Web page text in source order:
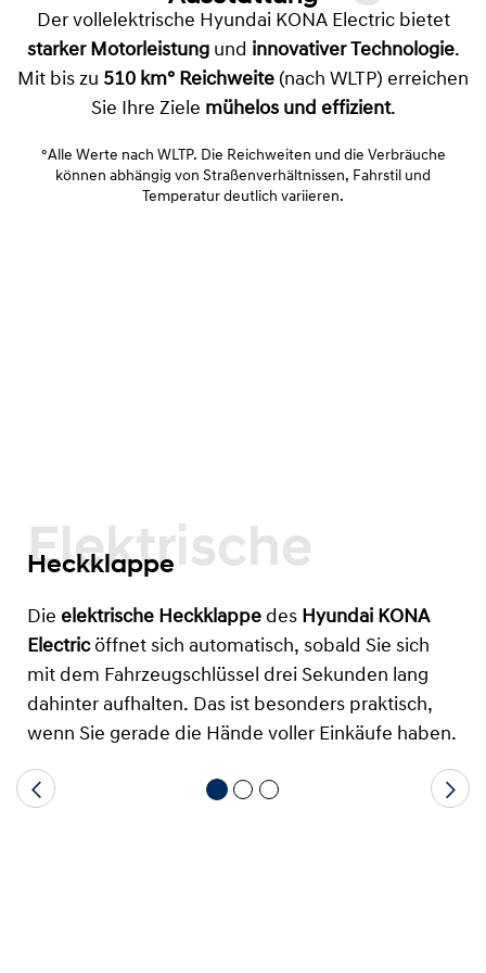
Der vollelektrische Hyundai KONA Electric bietet
starker Motorleistungund innovativer Technologie.
Mit bis zu 510 km° Reichweite (nach WLTP) erreichen
Sie Ihre Ziele mühelos und effizient.
°Alle Werte nach WLTP. Die Reichweiten und die Verbräuche
können abhängig von Straßenverhältnissen, Fahrstil und
Temperatur deutlich variieren.
Elektrische
Heckklappe
Die elektrische Heckklappe des Hyundai KONA
Electric öffnet sich automatisch, sobald Sie sich
mit dem Fahrzeugschlüssel drei Sekunden lang
dahinter aufhalten. Das ist besonders praktisch,
wenn Sie gerade die Hände voller Einkäufe haben.